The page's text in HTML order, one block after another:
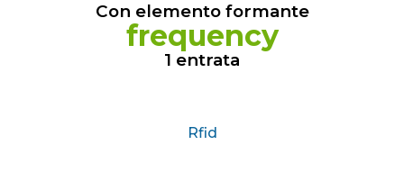
Con elemento formante
frequency
1 entrata
Rfid